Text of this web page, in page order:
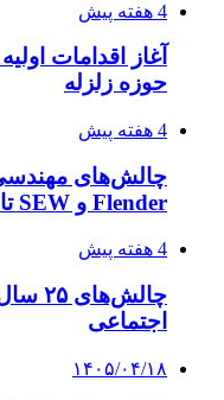
4 هفته پیش
آغاز اقدامات
حوزه زلزله
4 هفته پیش
چالش‌های
Flender و SEW تا تولیدکنندگان تخصصی ایرانی
4 هفته پیش
اجتماعی
۱۴۰۵/۰۴/۱۸